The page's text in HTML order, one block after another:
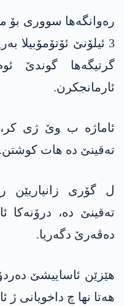
رەوانگەھا سووری بۆ
3 ئیلۆنێ
گرتیگەھا گوندێ
ئارمانجکرن.
ئاماژە ب وێ ژی
تەقینێ دە ھات کوشتن.
ل گۆری زانیاریێن
تەقینێ دە، درۆنەکا
دەڤەرێ دگەریا.
ھێزێن ئاساییشێ
ھەتا نھا چ داخویانی ژ